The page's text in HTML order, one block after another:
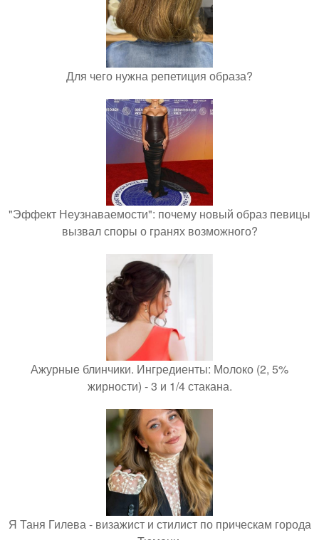
Для чего нужна репетиция образа?
"Эффект Неузнаваемости": почему новый образ певицы
вызвал споры о гранях возможного?
Ажурные блинчики. Ингредиенты: Молоко (2, 5%
жирности) - 3 и 1/4 стакана.
Я Таня Гилева - визажист и стилист по прическам города